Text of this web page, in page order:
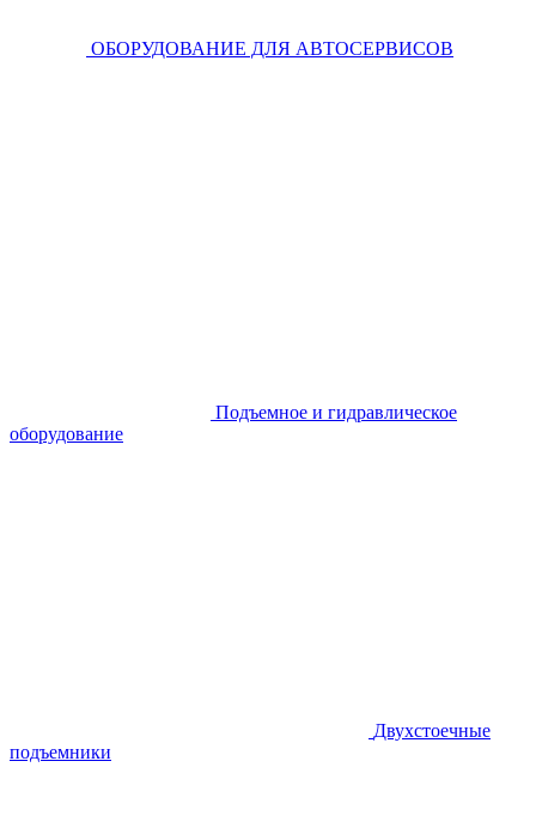
ОБОРУДОВАНИЕ ДЛЯ АВТОСЕРВИСОВ
Подъемное и гидравлическое
оборудование
Двухстоечные
подъемники